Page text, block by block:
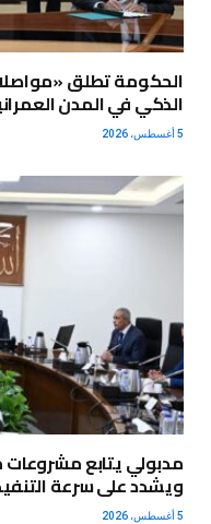
الحكومة تطلق
الذكي في المدن
5 أغسطس، 2026
مدبولي يتابع
ويشدد على سرعة
5 أغسطس، 2026